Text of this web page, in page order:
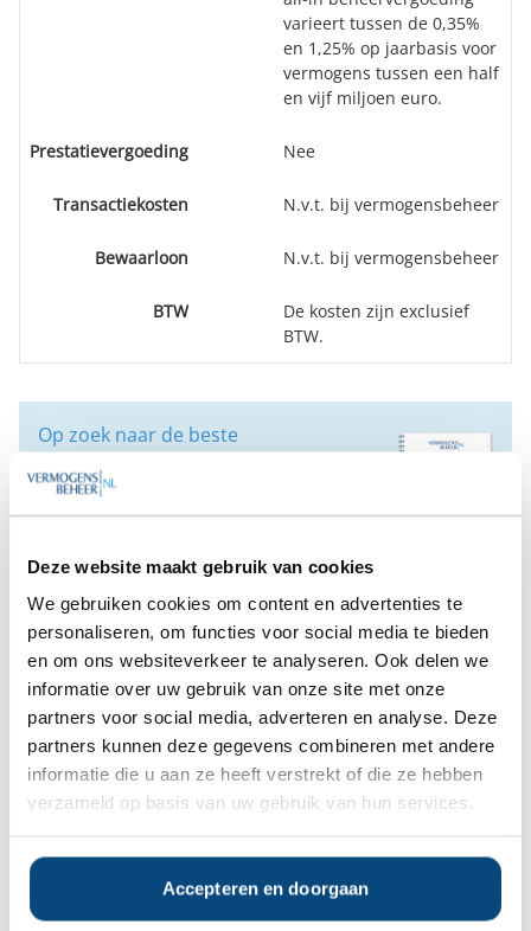
Deze website maakt gebruik van cookies
We gebruiken cookies om content en advertenties te
personaliseren, om functies voor social media te bieden
en om ons websiteverkeer te analyseren. Ook delen we
informatie over uw gebruik van onze site met onze
partners voor social media, adverteren en analyse. Deze
partners kunnen deze gegevens combineren met andere
informatie die u aan ze heeft verstrekt of die ze hebben
verzameld op basis van uw gebruik van hun services.
Accepteren en doorgaan
varieert tussen de 0,35%
en 1,25% op jaarbasis voor
vermogens tussen een half
en vijf miljoen euro.
Prestatievergoeding Nee
Transactiekosten N.v.t. bij vermogensbeheer
Bewaarloon N.v.t. bij vermogensbeheer
BTW
De kosten zijn exclusief
BTW.
Op zoek naar de beste
vermogensbeheerder?
Bent u op zoek naar de voor u beste
vermogensbeheerder?
SelectieRapport aan. Per e-mail ontvangt u
beste passen bij uw persoonlijke situatie, wensen en
voorkeuren.
Gratis Selectierapport
Anderen bekeken ook:
Vanaf
Vanaf
€500.000
Vanaf
€500.000
Vanaf